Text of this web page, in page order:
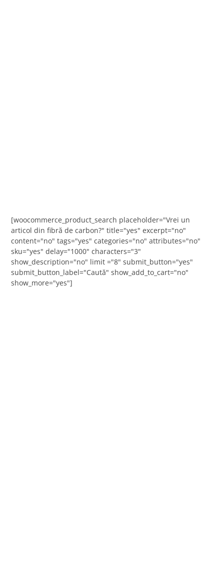
[woocommerce_product_search placeholder="Vrei un
articol din fibră de carbon?" title="yes" excerpt="no"
content="no" tags="yes" categories="no" attributes="no"
sku="yes" delay="1000" characters="3"
show_description="no" limit ="8" submit_button="yes"
submit_button_label="Caută" show_add_to_cart="no"
show_more="yes"]